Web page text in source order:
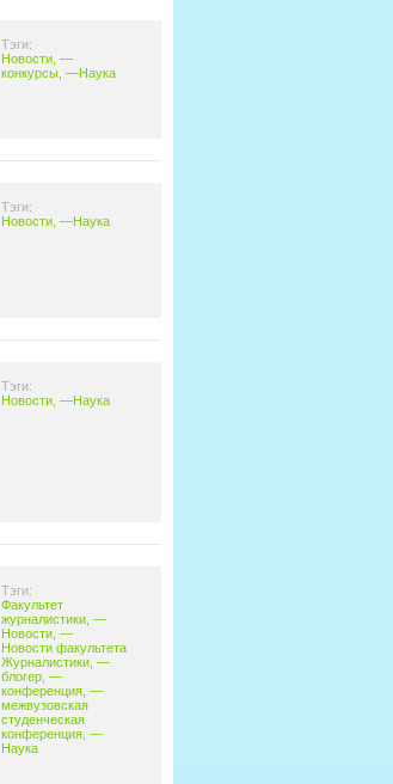
Тэги:
Новости, —
конкурсы, —Наука
Тэги:
Новости, —Наука
Тэги:
Новости, —Наука
Тэги:
Факультет
журналистики, —
Новости, —
Новости факультета
Журналистики, —
блогер, —
конференция, —
межвузовская
студенческая
конференция, —
Наука